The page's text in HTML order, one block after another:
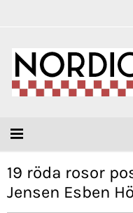
19 röda rosor
Jensen Esben